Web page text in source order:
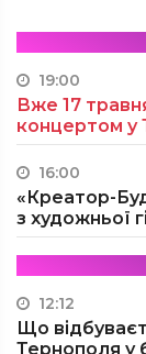
19:00
Вже 17
концертом у
16:00
«Креатор-
з художньої
12:12
Що
Тернополя у